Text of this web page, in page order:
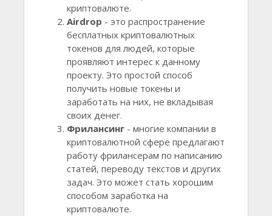
криптовалюте.
Airdrop - это распространение
бесплатных криптовалютных
токенов для людей, которые
проявляют интерес к данному
проекту. Это простой способ
получить новые токены и
заработать на них, не вкладывая
своих денег.
Фрилансинг - многие компании в
криптовалютной сфере предлагают
работу фрилансерам по написанию
статей, переводу текстов и других
задач. Это может стать хорошим
способом заработка на
криптовалюте.